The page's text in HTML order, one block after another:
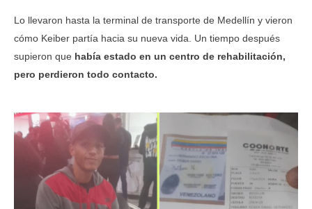
Lo llevaron hasta la terminal de transporte de Medellín y vieron
cómo Keiber partía hacia su nueva vida. Un tiempo después
supieron que había estado en un centro de rehabilitación,
pero perdieron todo contacto.